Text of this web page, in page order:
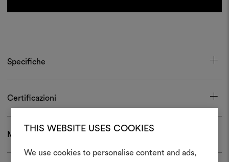
THIS WEBSITE USES COOKIES
We use cookies to personalise content and ads,
Specifiche
Certificazioni
Manutenzione e confezionamento